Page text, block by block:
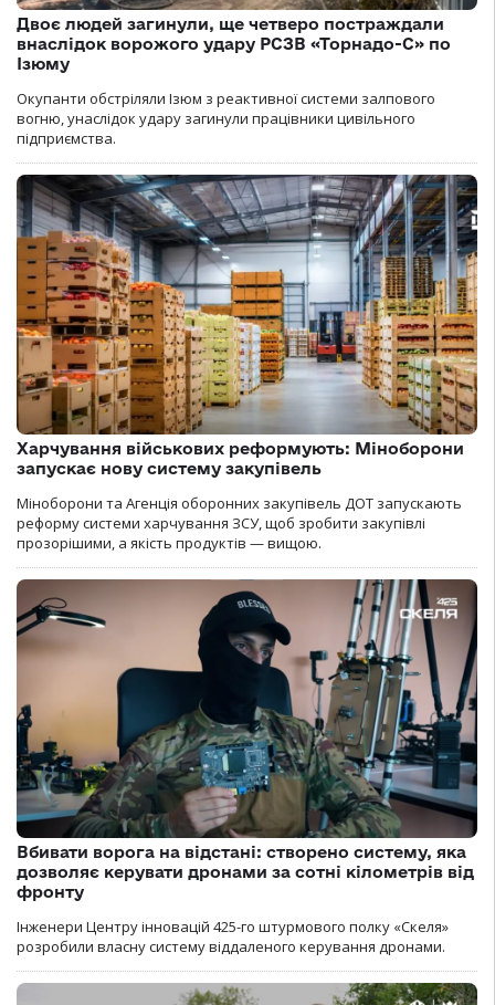
Двоє людей загинули, ще четверо постраждали
внаслідок ворожого удару РСЗВ «Торнадо-С» по
Ізюму
Окупанти обстріляли Ізюм з реактивної системи залпового
вогню, унаслідок удару загинули працівники цивільного
підприємства.
Харчування військових реформують: Міноборони
запускає нову систему закупівель
Міноборони та Агенція оборонних закупівель ДОТ запускають
реформу системи харчування ЗСУ, щоб зробити закупівлі
прозорішими, а якість продуктів — вищою.
Вбивати ворога на відстані: створено систему, яка
дозволяє керувати дронами за сотні кілометрів від
фронту
Інженери Центру інновацій 425-го штурмового полку «Скеля»
розробили власну систему віддаленого керування дронами.